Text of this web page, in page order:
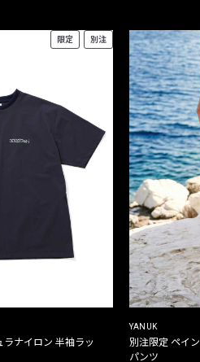
限定 別注
ナイロン 半袖ラッ
YANUK
別注限定 ペイ
パンツ